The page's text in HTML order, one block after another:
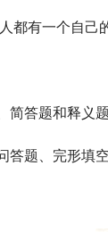
都有一个自己
简答题和释义
答题、完形填